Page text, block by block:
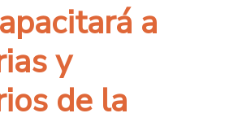
a
y
de la